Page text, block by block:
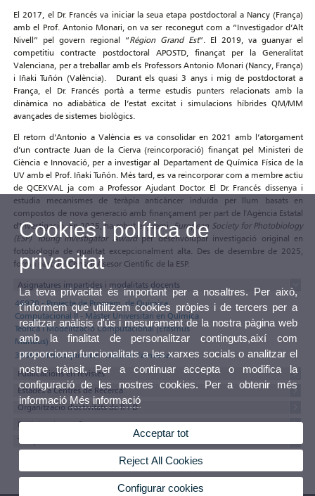
El 2017, el Dr. Francés va iniciar la seua etapa postdoctoral a Nancy (França)
amb el Prof. Antonio Monari, on va ser reconegut com a “Investigador d’Alt
Nivell” pel govern regional “Région Grand Est”. El 2019, va guanyar el
competitiu contracte postdoctoral APOSTD, finançat per la Generalitat
Valenciana, per a treballar amb els Professors Antonio Monari (Nancy, França)
i Iñaki Tuñón (València). Durant els quasi 3 anys i mig de postdoctorat a
França, el Dr. Francés portà a terme estudis punters relacionats amb la
dinàmica no adiabàtica de l’estat excitat i simulacions híbrides QM/MM
avançades de sistemes biològics.
El retorn d’Antonio a València es va consolidar en 2021 amb l’atorgament
d’un contracte Juan de la Cierva (reincorporació) finançat pel Ministeri de
Ciència e Innovació, per a investigar al Departament de Química Física de la
UV amb el Prof. Iñaki Tuñón. Més tard, es va reincorporar com a membre actiu
de QCEXVAL ja com a Professor Ajudant Doctor. El Dr. Francés dissenya i
estudia mecanismes de teràpia anticàncer induïda per llum basats en
compostos de nova generació amb finançament per part de l'Agència Estatal
d'Investigació. En 2025, ha rebut el premiEuropean Society for Photobiology
(ESP) Young Investigator Awardper desenvolupar investigació original en
fotobiología de qualitat excepcionalment alta. Des de desembre de 2025,
forma part del Consell Asesor Científic de la ESP.
Asignatures impartides i modalitats docents
46970 - Projecte de Program. de Química
Computacional II - Màster Universitari en Química
Teòrica i Modelització Computacional (Erasmus
Mundus)
34063 - Fisicoquímica - Grau en Farmàcia
Publicacions en revistes
Estades a Centres de Recerca
Organització d'activitats de R+D
Participacions a Congressos
Tesis, tesines i treballs
Cookies i política de
privacitat
La teva privacitat és important per a nosaltres. Per això,
t'informem que utilitzem cookies pròpies i de tercers per a
realitzar anàlisis d'ús i mesurament de la nostra pàgina web
amb la finalitat de personalitzar continguts,així com
proporcionar funcionalitats a les xarxes socials o analitzar el
nostre trànsit. Per a continuar accepta o modifica la
configuració de les nostres cookies. Per a obtenir més
informació Més informació
Acceptar tot
Reject All Cookies
Configurar cookies